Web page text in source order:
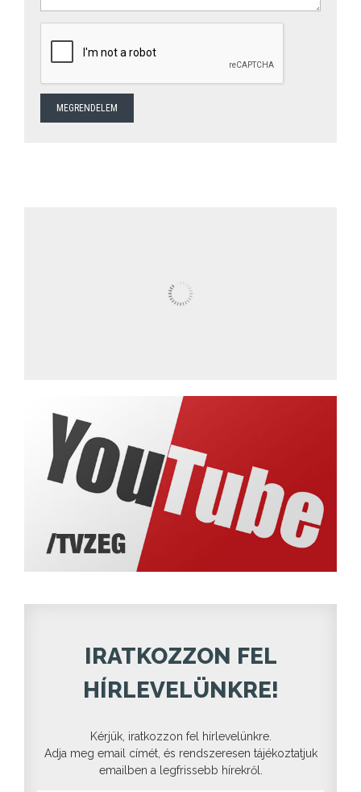
IRATKOZZON FEL
HÍRLEVELÜNKRE!
Kérjük, iratkozzon fel hírlevelünkre.
Adja meg email címét, és rendszeresen tájékoztatjuk
emailben a legfrissebb hírekről.